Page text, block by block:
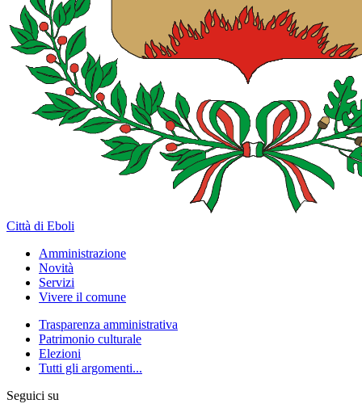
Città di Eboli
Amministrazione
Novità
Servizi
Vivere il comune
Trasparenza amministrativa
Patrimonio culturale
Elezioni
Tutti gli argomenti...
Seguici su